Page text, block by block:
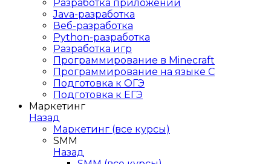
Разработка приложений
Java-разработка
Веб-разработка
Python-разработка
Разработка игр
Программирование в Minecraft
Программирование на языке C
Подготовка к ОГЭ
Подготовка к ЕГЭ
Маркетинг
Назад
Маркетинг (все курсы)
SMM
Назад